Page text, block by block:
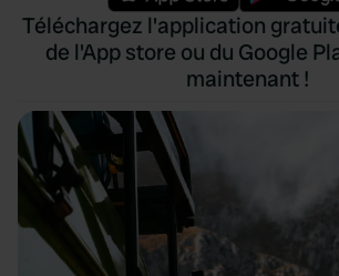
Téléchargez l'application
de l'App store ou du Google
maintenant !